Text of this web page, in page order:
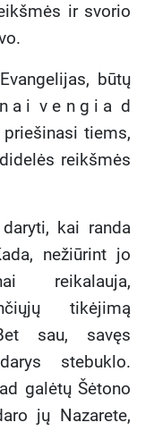
ir svorio
būtų
a i v e n g i a d
tiems,
reikšmės
kai randa
nežiūrint jo
reikalauja,
tikėjimą
sau, savęs
stebuklo.
galėtų Šėtono
jų Nazarete,